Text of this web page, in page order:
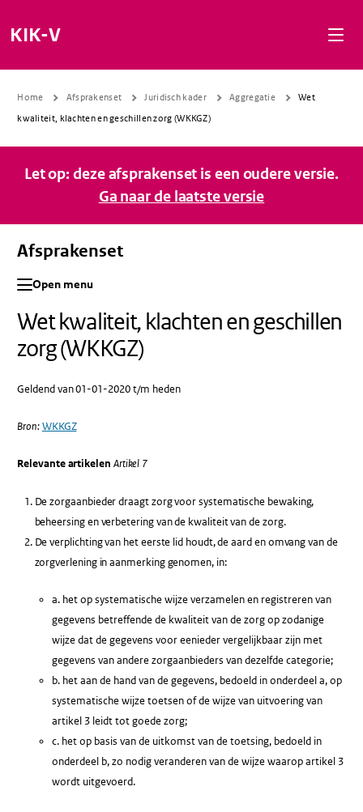
KIK-V
Home Afsprakenset Juridisch kader Aggregatie
Wet
kwaliteit, klachten en geschillen zorg (WKKGZ)
Let op: deze afsprakenset is een oudere versie.
Ga naar de laatste versie
Afsprakenset
Open menu
Wet kwaliteit, klachten en geschillen
zorg (WKKGZ)
Geldend van 01-01-2020 t/m heden
Bron:WKKGZ
Relevante artikelen Artikel 7
De zorgaanbieder draagt zorg voor systematische bewaking,
beheersing en verbetering van de kwaliteit van de zorg.
De verplichting van het eerste lid houdt, de aard en omvang van de
zorgverlening in aanmerking genomen, in:
a. het op systematische wijze verzamelen en registreren van
gegevens betreffende de kwaliteit van de zorg op zodanige
wijze dat de gegevens voor eenieder vergelijkbaar zijn met
gegevens van andere zorgaanbieders van dezelfde categorie;
b. het aan de hand van de gegevens, bedoeld in onderdeel a, op
systematische wijze toetsen of de wijze van uitvoering van
artikel 3 leidt tot goede zorg;
c. het op basis van de uitkomst van de toetsing, bedoeld in
onderdeel b, zo nodig veranderen van de wijze waarop artikel 3
wordt uitgevoerd.